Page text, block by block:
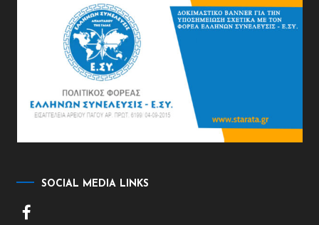
SOCIAL MEDIA LINKS